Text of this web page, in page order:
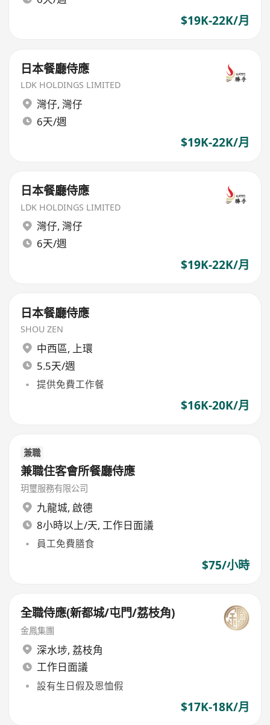
$19K-22K/月
日本餐廳侍應
LDK HOLDINGS LIMITED
灣仔, 灣仔
6天/週
$19K-22K/月
日本餐廳侍應
LDK HOLDINGS LIMITED
灣仔, 灣仔
6天/週
$19K-22K/月
日本餐廳侍應
SHOU ZEN
中西區, 上環
5.5天/週
提供免費工作餐
$16K-20K/月
兼職
兼職住客會所餐廳侍應
玥璽服務有限公司
九龍城, 啟德
8小時以上/天, 工作日面議
員工免費膳食
$75/小時
全職侍應(新都城/屯門/荔枝角)
金鳳集團
深水埗, 荔枝角
工作日面議
設有生日假及恩恤假
$17K-18K/月